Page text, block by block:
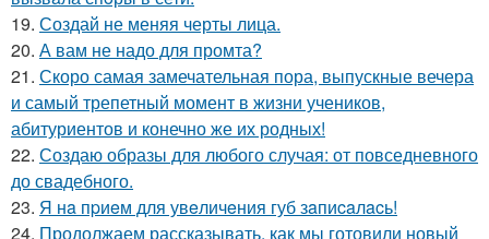
19. Создай не меняя черты лица.
20. А вам не надо для промта?
21. Скоро самая замечательная пора, выпускные вечера
и самый трепетный момент в жизни учеников,
абитуриентов и конечно же их родных!
22. Создаю образы для любого случая: от повседневного
до свадебного.
23. Я нa пpиeм для увeличeния губ зaпиcaлacь!
24. Продолжаем рассказывать, как мы готовили новый